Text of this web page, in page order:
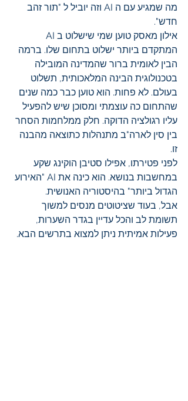
מה שמגיע עם ה AI וזה יוביל ל "תור זהב
חדש".
המתקדם ביותר ישלוט בתחום שלו. ברמה
הבין לאומית ברור שהמדינה המובילה
בטכנולוגית הבינה המלאכותית, תשלוט
בעולם. לא פחות. הוא טוען כבר כמה שנים
שהתחום כה עוצמתי ומסוכן שיש להפעיל
עליו רגולציה הדוקה. חלק ממלחמות הסחר
בין סין לארה"ב מתנהלות כתוצאה מהבנה
זו.
לפני פטירתו, אפילו סטיבן הוקינג שקע
במחשבות בנושא. הוא כינה את AI "האירוע
הגדול ביותר" בהיסטוריה האנושית.
אבל, בעוד שציטוטים מנסים למשוך
תשומת לב והכל עדיין בגדר השערות,
פעילות אמיתית ניתן למצוא בתרשים הבא.